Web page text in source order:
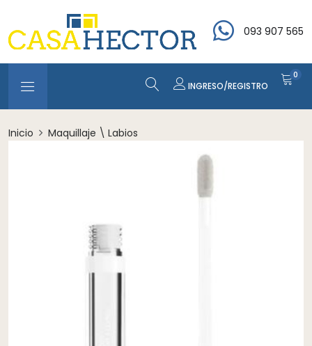
093 907 565
INGRESO/REGISTRO
0
Inicio Maquillaje \ Labios